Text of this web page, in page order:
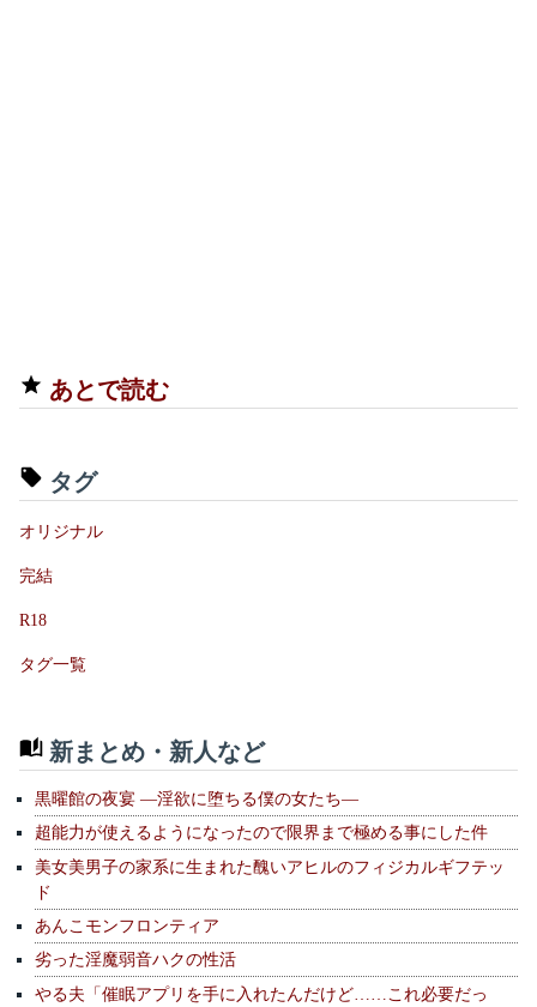
あとで読む
タグ
オリジナル
完結
R18
タグ一覧
新まとめ・新人など
黒曜館の夜宴 —淫欲に堕ちる僕の女たち—
超能力が使えるようになったので限界まで極める事にした件
美女美男子の家系に生まれた醜いアヒルのフィジカルギフテッ
ド
あんこモンフロンティア
劣った淫魔弱音ハクの性活
やる夫「催眠アプリを手に入れたんだけど……これ必要だっ